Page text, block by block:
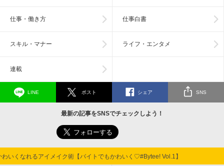
仕事・働き方 仕事白書
スキル・マナー ライフ・エンタメ
連載
LINE ポスト シェア SNS
最新の記事をSNSでチェックしよう！
いくなれるアイメイク術【バイトでもかわいく♡#Bytee! Vol.1】